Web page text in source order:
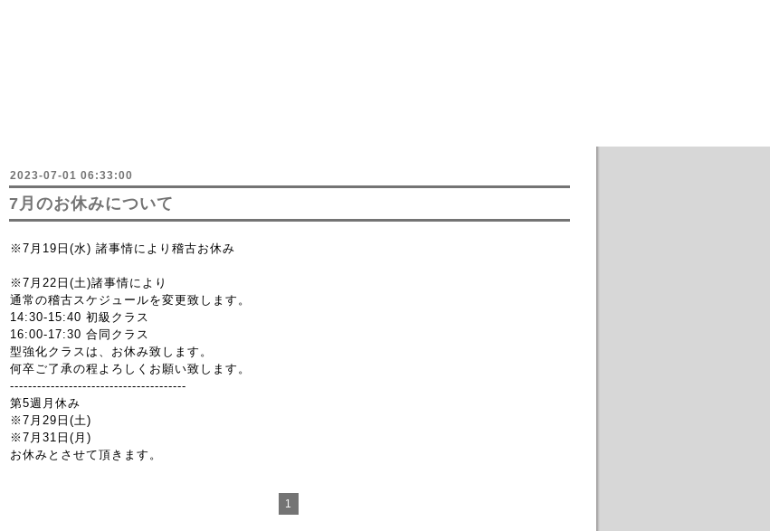
2023-07-01 06:33:00
7月のお休みについて
※7月19日(水) 諸事情により稽古お休み
※7月22日(土)諸事情により
通常の稽古スケジュールを変更致します。
14:30-15:40 初級クラス
16:00-17:30 合同クラス
型強化クラスは、お休み致します。
何卒ご了承の程よろしくお願い致します。
---------------------------------------
第5週月休み
※7月29日(土)
※7月31日(月)
お休みとさせて頂きます。
1